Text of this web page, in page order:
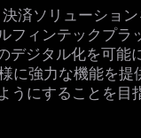
済ソリューショ
フィンテックプラ
ジタル化を可能
に強力な機能を提
にすることを目